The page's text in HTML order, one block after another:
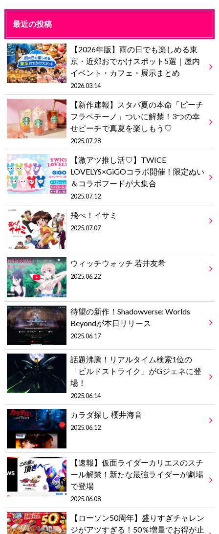
最近の投稿
【2026年版】雨の日でも楽しめる東
京・近郊おでかけスポット5選｜屋内
イベント・カフェ・展示まとめ
2026.03.14
【新作速報】スタバ夏の本命「ピーチ
フラペチーノ」ついに解禁！3つの幸
せピーチで真夏を楽しもう♡
2025.07.28
【激アツ推し活♡】TWICE
LOVELYS×GiGOコラボ開催！限定ぬい
＆コラボフードが大集合
2025.07.12
飛べ！イサミ
2025.07.07
ウィッチウォッチ 若井友希
2025.06.22
待望の新作！Shadowverse: Worlds
Beyondが本日リリース
2025.06.17
話題沸騰！リアルタイム検索1位の
「ビルドストライク」がGジェネに登
場！
2025.06.14
カラダ探し 櫻井海音
2025.06.12
【速報】仮面ライダーカリエスのスチ
ール解禁！新たな最強ライダーが劇場
で登場
2025.06.08
【ローソン50周年】盛りすぎチャレン
ジがアツすぎる！50％増量でお得が止